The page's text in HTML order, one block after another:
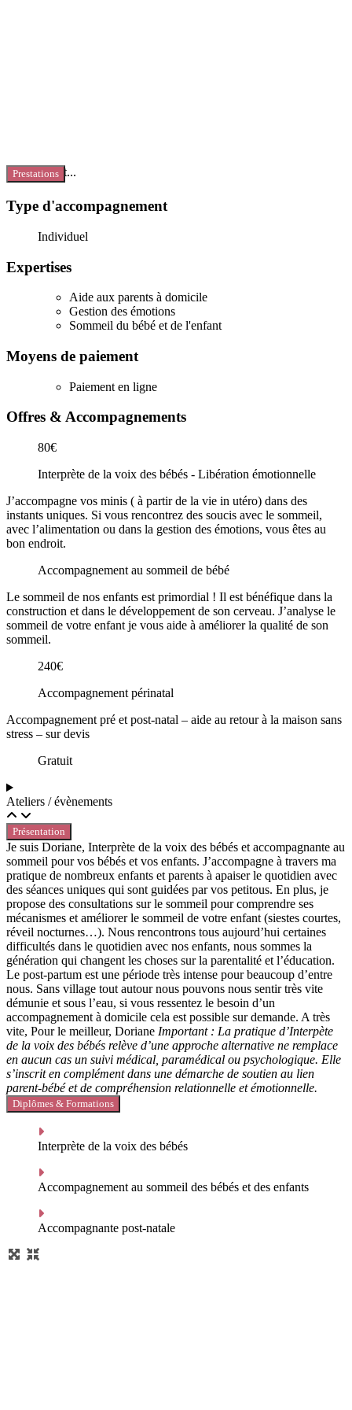
Chargement...
Prestations
Type d'accompagnement
Individuel
Expertises
Aide aux parents à domicile
Gestion des émotions
Sommeil du bébé et de l'enfant
Moyens de paiement
Paiement en ligne
Offres & Accompagnements
80€
Interprète de la voix des bébés - Libération émotionnelle
J’accompagne vos minis ( à partir de la vie in utéro) dans des
instants uniques. Si vous rencontrez des soucis avec le sommeil,
avec l’alimentation ou dans la gestion des émotions, vous êtes au
bon endroit.
Accompagnement au sommeil de bébé
Le sommeil de nos enfants est primordial ! Il est bénéfique dans la
construction et dans le développement de son cerveau. J’analyse le
sommeil de votre enfant je vous aide à améliorer la qualité de son
sommeil.
240€
Accompagnement périnatal
Accompagnement pré et post-natal – aide au retour à la maison sans
stress – sur devis
Gratuit
Ateliers / évènements
Présentation
Je suis Doriane, Interprète de la voix des bébés et accompagnante au
sommeil pour vos bébés et vos enfants. J’accompagne à travers ma
pratique de nombreux enfants et parents à apaiser le quotidien avec
des séances uniques qui sont guidées par vos petitous. En plus, je
propose des consultations sur le sommeil pour comprendre ses
mécanismes et améliorer le sommeil de votre enfant (siestes courtes,
réveil nocturnes…). Nous rencontrons tous aujourd’hui certaines
difficultés dans le quotidien avec nos enfants, nous sommes la
génération qui changent les choses sur la parentalité et l’éducation.
Le post-partum est une période très intense pour beaucoup d’entre
nous. Sans village tout autour nous pouvons nous sentir très vite
démunie et sous l’eau, si vous ressentez le besoin d’un
accompagnement à domicile cela est possible sur demande. A très
vite, Pour le meilleur, Doriane Important : La pratique d’Interpète
de la voix des bébés relève d’une approche alternative ne remplace
en aucun cas un suivi médical, paramédical ou psychologique. Elle
s’inscrit en complément dans une démarche de soutien au lien
parent-bébé et de compréhension relationnelle et émotionnelle.
Diplômes & Formations
Interprète de la voix des bébés
Accompagnement au sommeil des bébés et des enfants
Accompagnante post-natale